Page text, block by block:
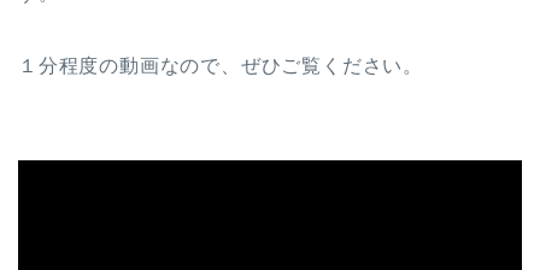
１分程度の動画なので、ぜひご覧ください。